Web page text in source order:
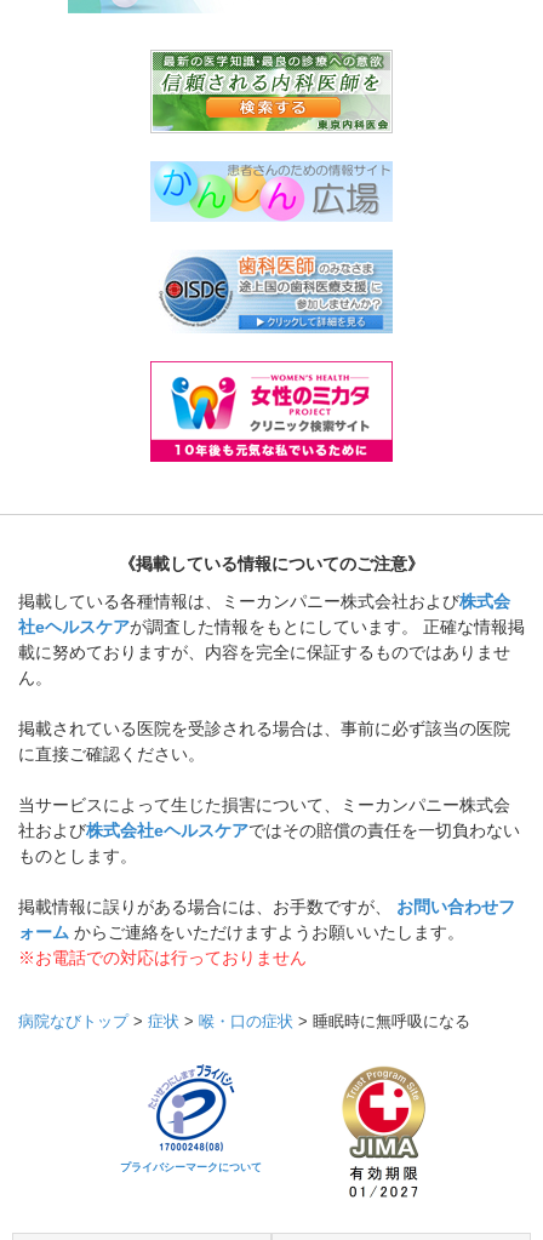
《掲載している情報についてのご注意》
掲載している各種情報は、ミーカンパニー株式会社および株式会
社eヘルスケアが調査した情報をもとにしています。 正確な情報掲
載に努めておりますが、内容を完全に保証するものではありませ
ん。
掲載されている医院を受診される場合は、事前に必ず該当の医院
に直接ご確認ください。
当サービスによって生じた損害について、ミーカンパニー株式会
社および株式会社eヘルスケアではその賠償の責任を一切負わない
ものとします。
掲載情報に誤りがある場合には、お手数ですが、 お問い合わせフ
ォーム からご連絡をいただけますようお願いいたします。
※お電話での対応は行っておりません
病院なびトップ> 症状 > 喉・口の症状 > 睡眠時に無呼吸になる
プライバシーマークについて